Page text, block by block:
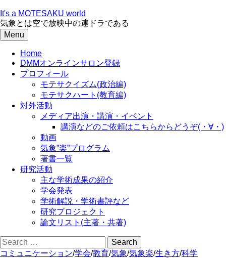
to
content
It's a MOTESAKU world
気象とは空で放映中の連ドラである
Menu
Home
DMMオンラインサロン登録
プロフィール
モテサクイズム(政治編)
モテサクハート(教育編)
対外活動
メディア出演・講演・イベント
講演などのご依頼はこちらからどうぞ(・∀・)
動画
気象”楽”プログラム
著書一覧
研究活動
主な学術成果の紹介
学会発表
学術解説・学術書評など
研究プロジェクト
論文リスト(主著・共著)
Search
for:
コミュニケーション/学会/教育/気象/気象楽/生き方/科学